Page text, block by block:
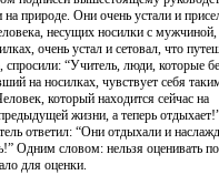
природе. Они очень устали и
несущих носилки с мужчиной,
очень устал и сетовал, что
“Учитель, люди, которые
на носилках, чувствует себя
который находится сейчас на
жизни, а теперь
ответил: “Они отдыхали и
Одним словом: нельзя оценивать
для оценки.